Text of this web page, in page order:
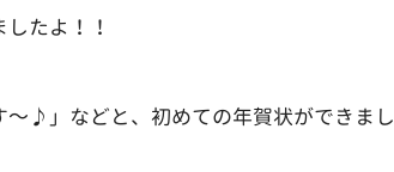
たよ！！
～♪」などと、初めての年賀状ができまし